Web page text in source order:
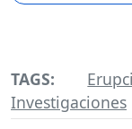
TAGS:
Investigaciones